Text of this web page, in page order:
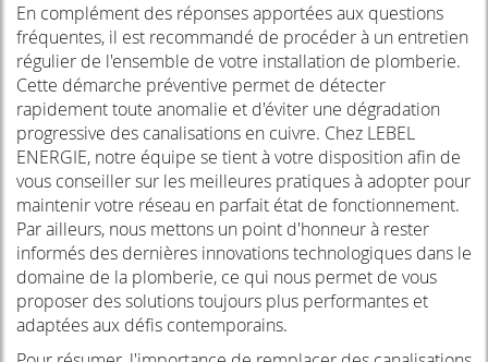
En complément des réponses apportées aux questions
fréquentes, il est recommandé de procéder à un entretien
régulier de l'ensemble de votre installation de plomberie.
Cette démarche préventive permet de détecter
rapidement toute anomalie et d'éviter une dégradation
progressive des canalisations en cuivre. Chez LEBEL
ENERGIE, notre équipe se tient à votre disposition afin de
vous conseiller sur les meilleures pratiques à adopter pour
maintenir votre réseau en parfait état de fonctionnement.
Par ailleurs, nous mettons un point d'honneur à rester
informés des dernières innovations technologiques dans le
domaine de la plomberie, ce qui nous permet de vous
proposer des solutions toujours plus performantes et
adaptées aux défis contemporains.